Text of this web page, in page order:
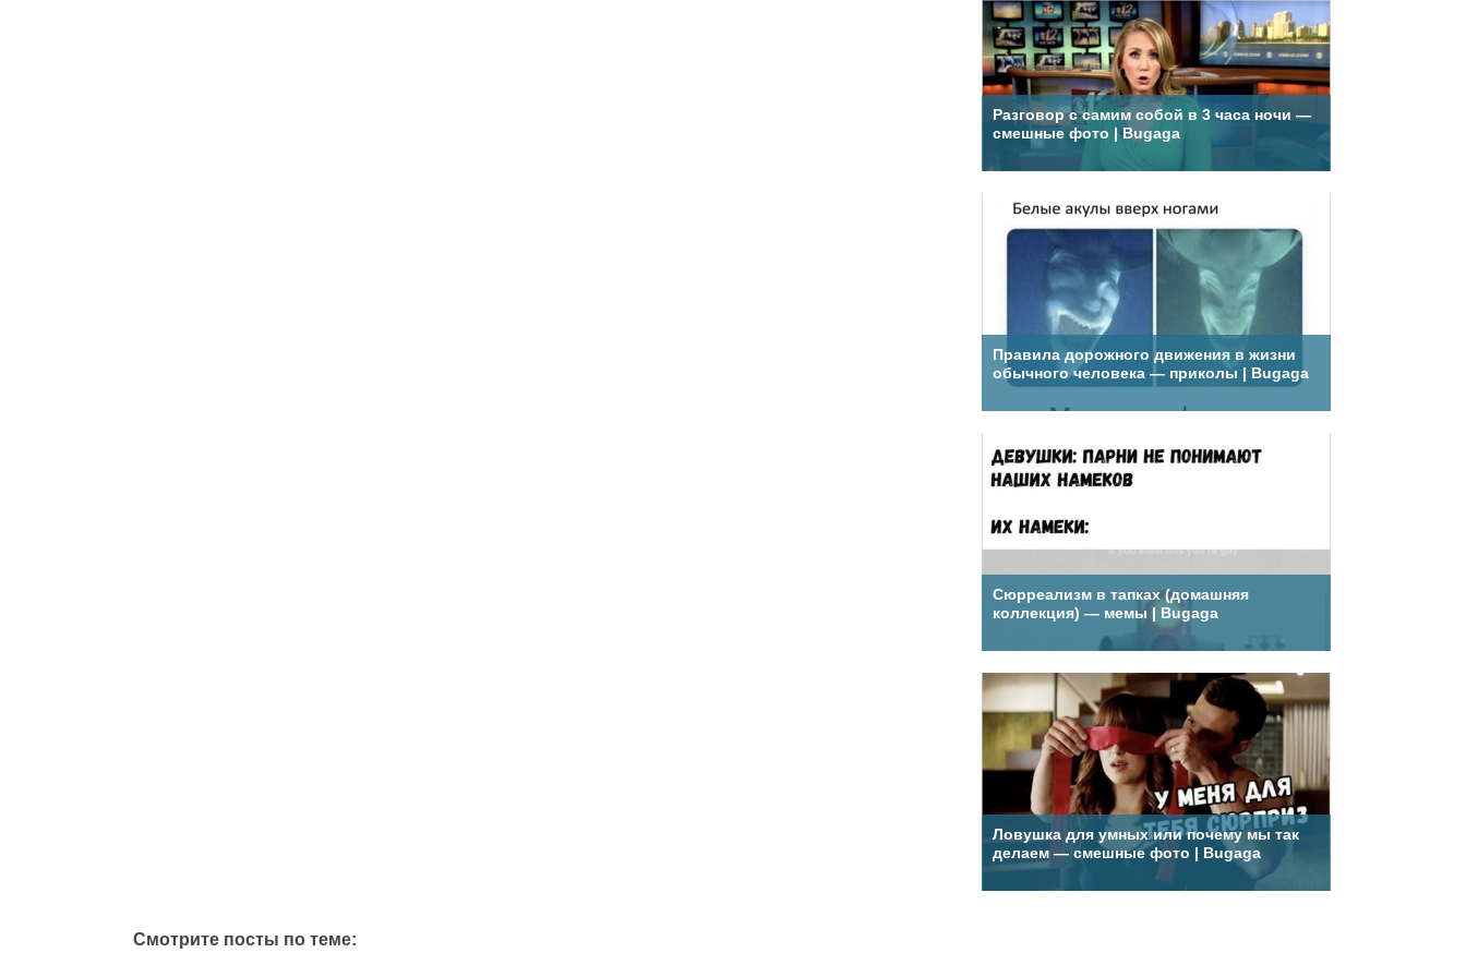
Разговор с самим собой в 3 часа ночи —
смешные фото | Bugaga
Правила дорожного движения в жизни
обычного человека — приколы | Bugaga
Сюрреализм в тапках (домашняя
коллекция) — мемы | Bugaga
Ловушка для умных или почему мы так
делаем — смешные фото | Bugaga
Смотрите посты по теме: